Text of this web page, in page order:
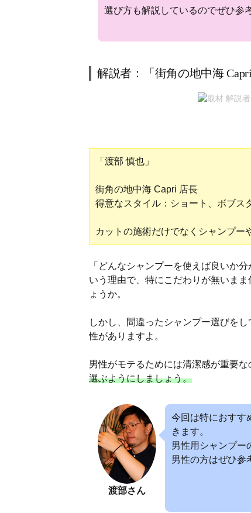
選び方も解説しているのでぜひ参
解説者：「街角の地中海
「渡部 慎也」
街角の地中海 Capri 店長
得意なスタイル：ショート、ボブス
カットの施術だけでなくシャンプー
「どんなシャンプーを使えば良いか
いう理由で、特にこだわりが無いま
ょうか。
しかし、間違ったシャンプー選びを
性がありますよ。
男性がモテるためには清潔感が重要
選ぶようにしましょう。
渡部さん
今回は特におすす
きます。
男性用シャンプー
男性の方はぜひ参